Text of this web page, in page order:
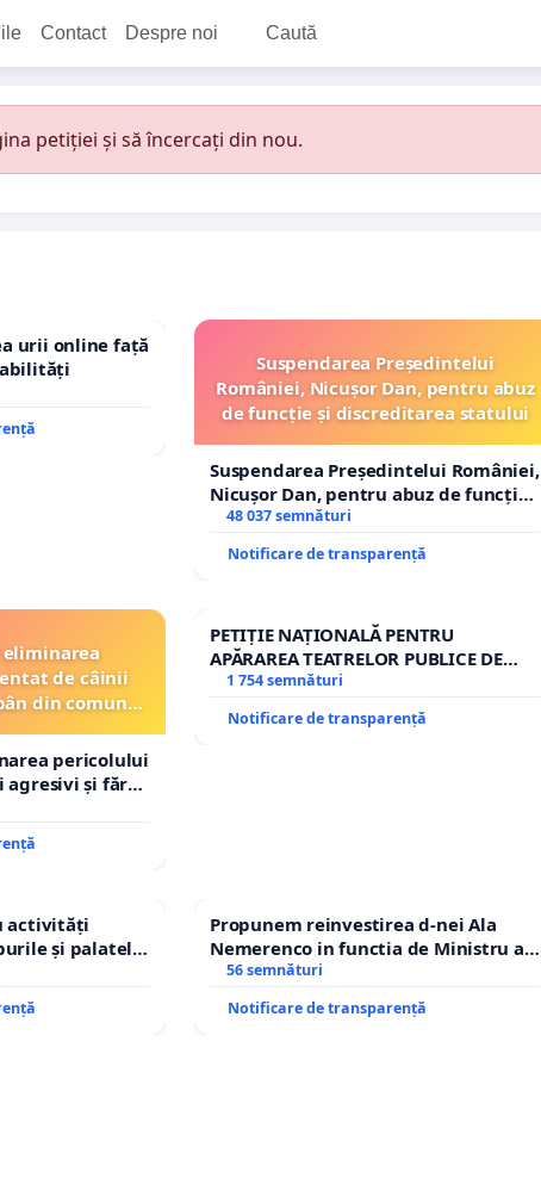
Contact Despre noi Caută
petiției și să încercați din nou.
urii online față
Suspendarea Președintelui
României, Nicușor Dan, pentru abuz
de funcție și discreditarea statului
Suspendarea Președintelui României,
Nicușor Dan, pentru abuz de funcție
și discreditarea statului
48 037 semnături
Notificare de transparență
de câinii
din comuna
pericolului
agresivi și fără
PETIȚIE NAȚIONALĂ PENTRU
APĂRAREA TEATRELOR PUBLICE DE
REPERTORIU DIN ROMÂNIA
1 754 semnături
Notificare de transparență
activități
și palatele
Propunem reinvestirea d-nei Ala
Nemerenco in functia de Ministru al
Sanatatii
56 semnături
Notificare de transparență